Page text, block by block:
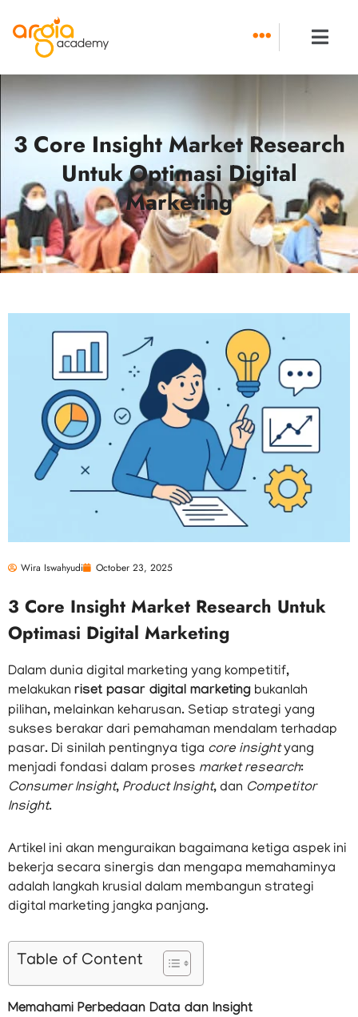
content
3 Core Insight Market Research
Untuk Optimasi Digital
Marketing
Wira Iswahyudi October 23, 2025
3 Core Insight Market Research Untuk
Optimasi Digital Marketing
Dalam dunia digital marketing yang kompetitif,
melakukan riset pasar digital marketing bukanlah
pilihan, melainkan keharusan. Setiap strategi yang
sukses berakar dari pemahaman mendalam terhadap
pasar. Di sinilah pentingnya tiga core insightyang
menjadi fondasi dalam proses market research:
Consumer Insight, Product Insight, dan Competitor
Insight.
Artikel ini akan menguraikan bagaimana ketiga aspek ini
bekerja secara sinergis dan mengapa memahaminya
adalah langkah krusial dalam membangun strategi
digital marketing jangka panjang.
Table of Content
Memahami Perbedaan Data dan Insight